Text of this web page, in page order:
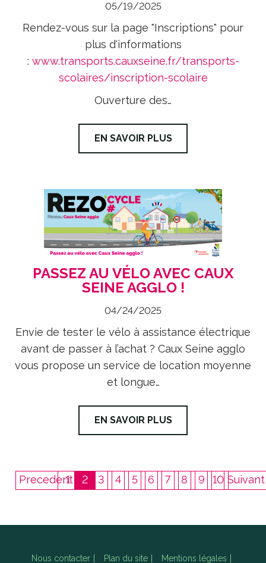
05/19/2025
Rendez-vous sur la page "Inscriptions" pour
plus d'informations
: www.transports.cauxseine.fr/transports-
scolaires/inscription-scolaire
Ouverture des…
EN SAVOIR PLUS
PASSEZ AU VÉLO AVEC CAUX
SEINE AGGLO !
04/24/2025
Envie de tester le vélo à assistance électrique
avant de passer à l’achat ? Caux Seine agglo
vous propose un service de location moyenne
et longue…
EN SAVOIR PLUS
Precedent
1 2 3 4 5 6 7 8 9 10 Suivant
Nous contacter Plan du site Mentions légales